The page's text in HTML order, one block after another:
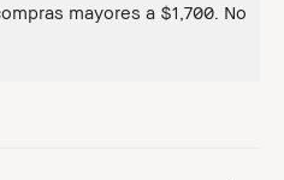
mayores a $1,700. No